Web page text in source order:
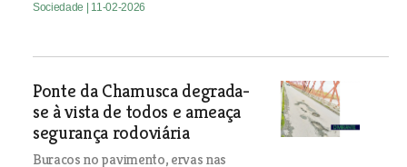
Sociedade | 11-02-2026
Ponte da Chamusca degrada-
se à vista de todos e ameaça
segurança rodoviária
Buracos no pavimento, ervas nas